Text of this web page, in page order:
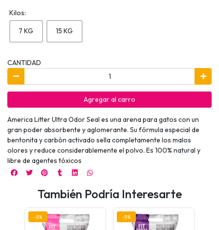
Kilos:
7 KG 15 KG
CANTIDAD
Agregar al carro
America Litter Ultra Odor Seal es una arena para gatos con un
gran poder absorbente y aglomerante. Su fórmula especial de
bentonita y carbón activado sella completamente los malos
olores y reduce considerablemente el polvo. Es 100% natural y
libre de agentes tóxicos
También Podría Interesarte
-5% -5%